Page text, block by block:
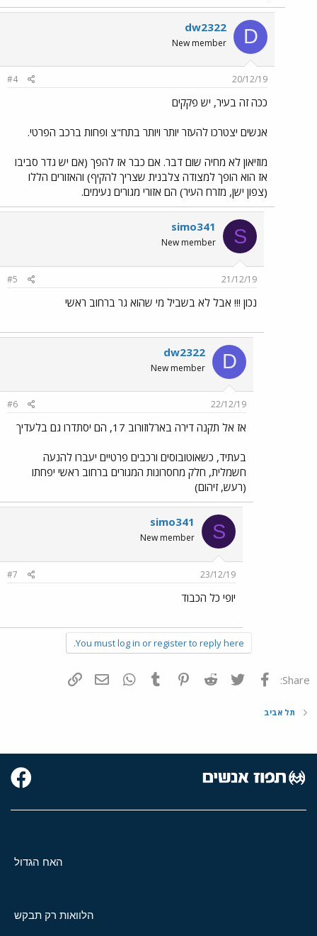
D
dw2322
New member
20/12/19
#4
ככה זה בעיר, יש פקקים
אנשים יצטרכו להעזר יותר ויותר בתח"צ ופחות ברכב הפרטי.
מוזיאון לא מחיה שום דבר. אם כבר אז להפך (אם יש גדר סביבו
אז הוא הופך למצודה צלבנית שצריך להקיף) והאזורים הללו
(צפון ישן, מזרח העיר) הם אזורי מגורים נעימים.
S
simo341
New member
21/12/19
#5
נכון !!! אבל לא בשביל מי שהוא גר ברחוב ראשי
D
dw2322
New member
22/12/19
#6
אז אל תקנה דירה בארלוזורוב 17, הם יסתדרו גם בלעדיך
בעתיד, כשאוטובוסים ורכבים פרטיים יעברו להנעה
חשמלית, חלק מחסרונות המגורים ברחוב ראשי יפחתו
(רעש, זיהום)
S
simo341
New member
23/12/19
#7
יופי כל הכבוד
You must log in or register to reply here.
Share: פייסבוק Twitter
Reddit
Pinterest
Tumblr
WhatsAppדואר אלקטרוני
תל אביב
האח הגדול
הלוואות רק תבקש